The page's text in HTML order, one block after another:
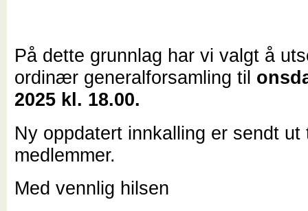
På dette grunnlag har vi valgt å
ordinær generalforsamling til
2025 kl. 18.00.
Ny oppdatert innkalling er sendt ut
medlemmer.
Med vennlig hilsen